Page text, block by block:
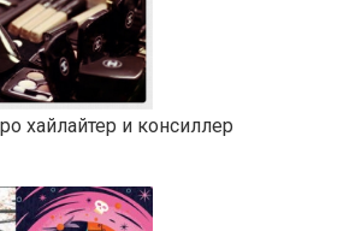
хайлайтер и консиллер